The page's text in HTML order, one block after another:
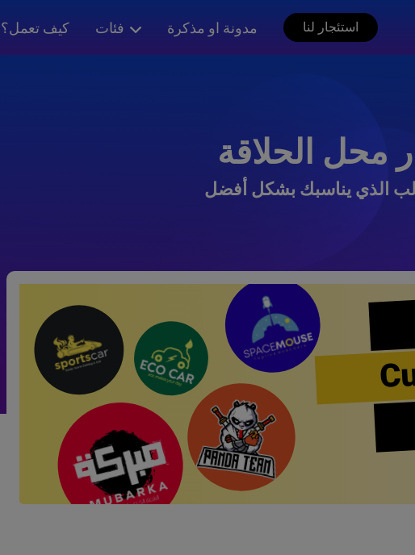
كيف تعمل؟ فئات مدونة او مذكرة استئجار لنا
محل الحلاقة